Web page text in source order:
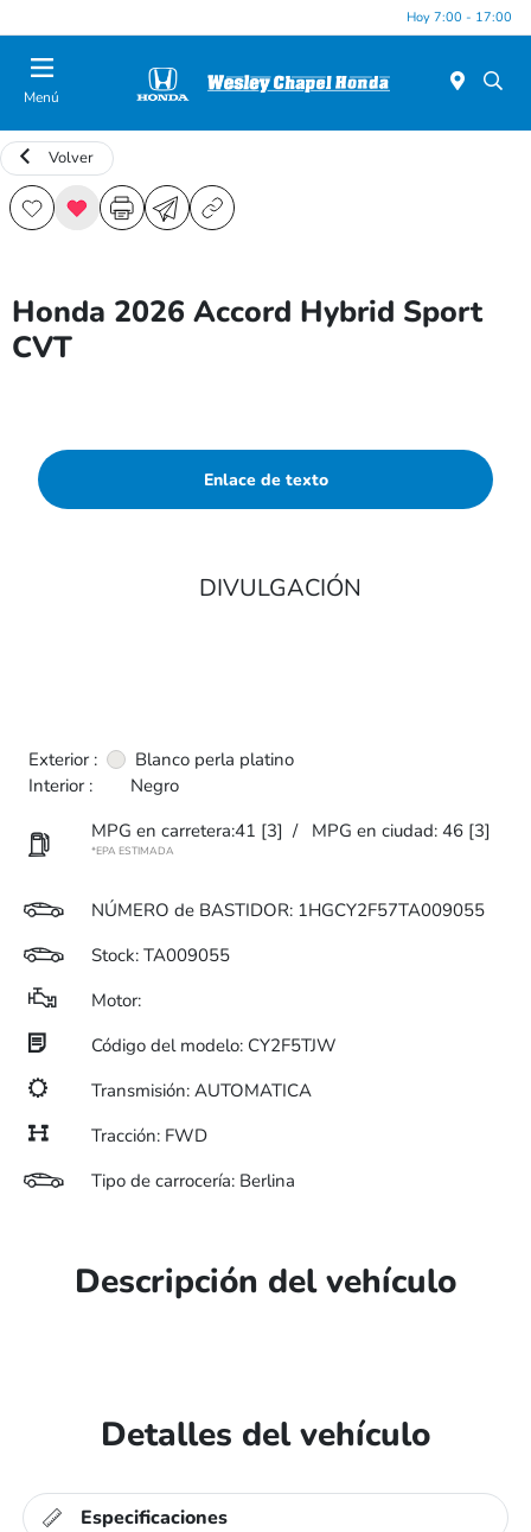
Hoy 7:00 - 17:00
Menú
Volver
Honda 2026 Accord Hybrid Sport
CVT
Enlace de texto
DIVULGACIÓN
Exterior :
Blanco perla platino
Interior :
Negro
MPG en carretera:41 [3] / MPG en ciudad: 46 [3]
*EPA ESTIMADA
NÚMERO de BASTIDOR: 1HGCY2F57TA009055
Stock: TA009055
Motor:
Código del modelo: CY2F5TJW
Transmisión: AUTOMATICA
Tracción: FWD
Tipo de carrocería: Berlina
Descripción del vehículo
Detalles del vehículo
Especificaciones